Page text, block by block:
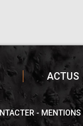
ACTUS
MENTIONS